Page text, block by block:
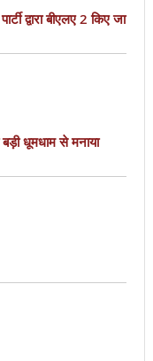
द्वारा बीएलए 2 किए जा
बड़ी धूमधाम से मनाया